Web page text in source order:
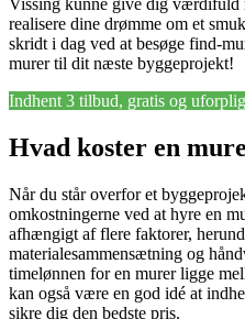
Vissing kunne give dig værdifuld
realisere dine drømme om et
skridt i dag ved at besøge find-
murer til dit næste byggeprojekt!
Indhent 3 tilbud, gratis og
Hvad koster en
Når du står overfor et
omkostningerne ved at hyre en
afhængigt af flere faktorer,
materialesammensætning og
timelønnen for en murer ligge
kan også være en god idé at
sikre dig den bedste pris.